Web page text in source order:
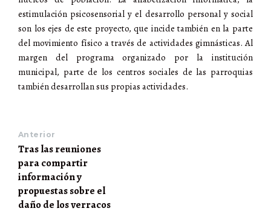
estimulación psicosensorial y el desarrollo personal y social
son los ejes de este proyecto, que incide también en la parte
del movimiento físico a través de actividades gimnásticas. Al
margen del programa organizado por la institución
municipal, parte de los centros sociales de las parroquias
también desarrollan sus propias actividades.
Anterior
Tras las reuniones
para compartir
información y
propuestas sobre el
daño de los verracos